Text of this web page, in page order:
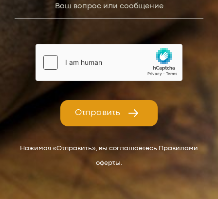
Отправить
Нажимая «Отправить», вы соглашаетесь Правилами
оферты.